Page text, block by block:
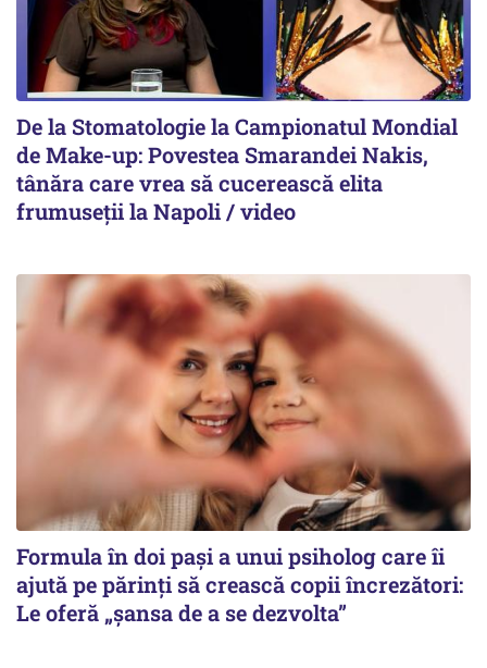
De la Stomatologie la Campionatul Mondial
de Make-up: Povestea Smarandei Nakis,
tânăra care vrea să cucerească elita
frumuseții la Napoli / video
Formula în doi pași a unui psiholog care îi
ajută pe părinți să crească copii încrezători:
Le oferă „șansa de a se dezvolta”